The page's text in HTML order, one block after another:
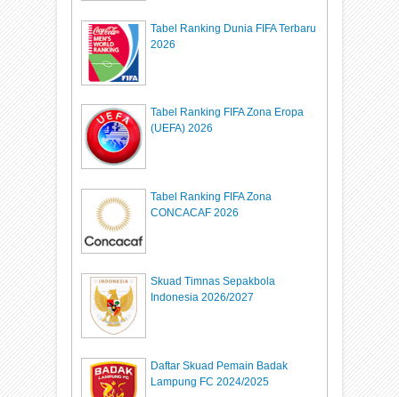
Tabel Ranking Dunia FIFA Terbaru
2026
Tabel Ranking FIFA Zona Eropa
(UEFA) 2026
Tabel Ranking FIFA Zona
CONCACAF 2026
Skuad Timnas Sepakbola
Indonesia 2026/2027
Daftar Skuad Pemain Badak
Lampung FC 2024/2025